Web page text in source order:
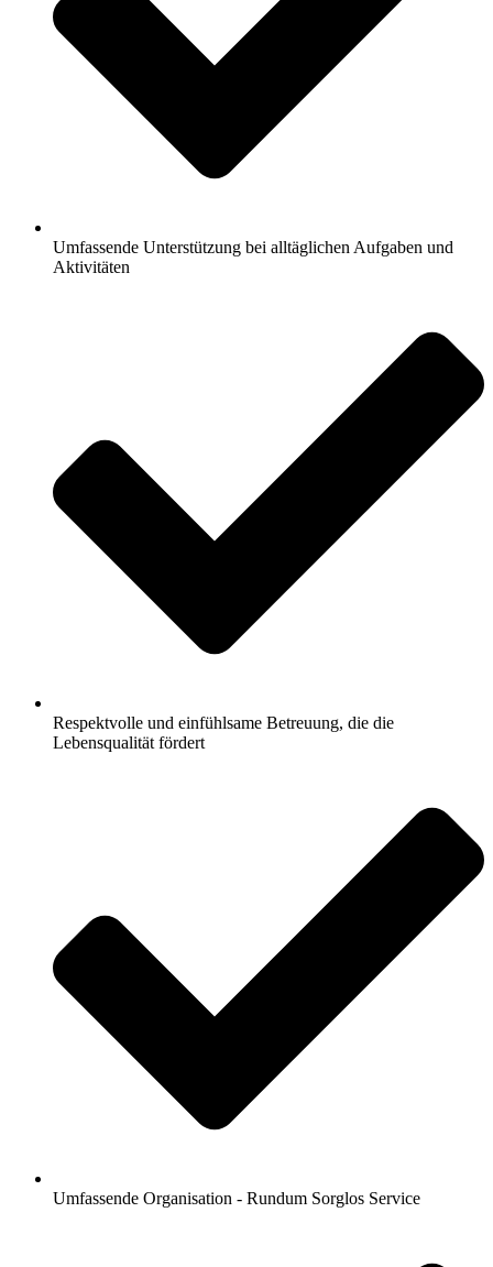
Umfassende Unterstützung bei alltäglichen Aufgaben und
Aktivitäten
Respektvolle und einfühlsame Betreuung, die die
Lebensqualität fördert
Umfassende Organisation - Rundum Sorglos Service